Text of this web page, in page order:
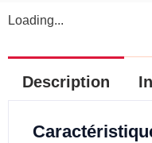
Loading...
Description